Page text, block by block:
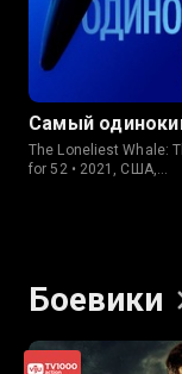
Самый
The Loneliest Whale:
for 52 • 2021, США,
Боевики